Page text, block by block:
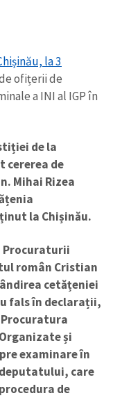
ZdG
la 3
ofițerii de
a INI al IGP în
de la
cererea de
Mihai Rizea
la Chișinău.
Procuraturii
român Cristian
cetățeniei
fals în declarații,
și
examinare în
care
de